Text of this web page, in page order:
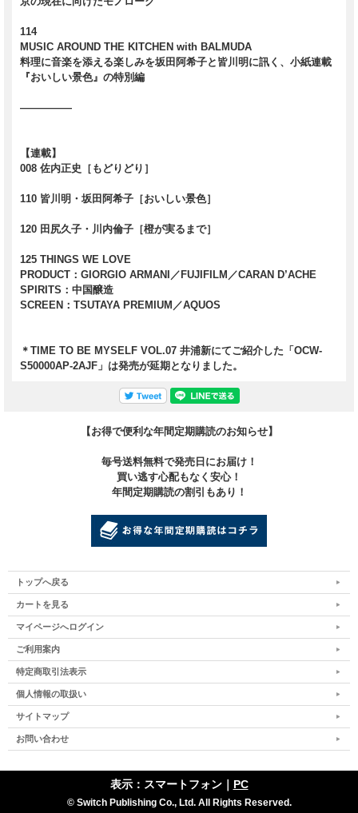
114
MUSIC AROUND THE KITCHEN with BALMUDA
料理に音楽を添える楽しみを坂田阿希子と皆川明に訊く、小紙連載
『おいしい景色』の特別編
―――――
【連載】
008 佐内正史［もどりどり］
110 皆川明・坂田阿希子［おいしい景色］
120 田尻久子・川内倫子［橙が実るまで］
125 THINGS WE LOVE
PRODUCT：GIORGIO ARMANI／FUJIFILM／CARAN D’ACHE
SPIRITS：中国醸造
SCREEN：TSUTAYA PREMIUM／AQUOS
＊TIME TO BE MYSELF VOL.07 井浦新にてご紹介した「OCW-
S50000AP-2AJF」は発売が延期となりました。
【お得で便利な年間定期購読のお知らせ】
毎号送料無料で発売日にお届け！
買い逃す心配もなく安心！
年間定期購読の割引もあり！
トップへ戻る
カートを見る
マイページへログイン
ご利用案内
特定商取引法表示
個人情報の取扱い
サイトマップ
お問い合わせ
表示：スマートフォン｜ PC
© Switch Publishing Co., Ltd. All Rights Reserved.